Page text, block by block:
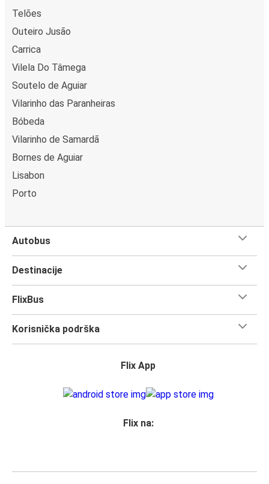
Telões
Outeiro Jusão
Carrica
Vilela Do Tâmega
Soutelo de Aguiar
Vilarinho das Paranheiras
Bóbeda
Vilarinho de Samardã
Bornes de Aguiar
Lisabon
Porto
Autobus
Destinacije
FlixBus
Korisnička podrška
Flix App
Flix na: